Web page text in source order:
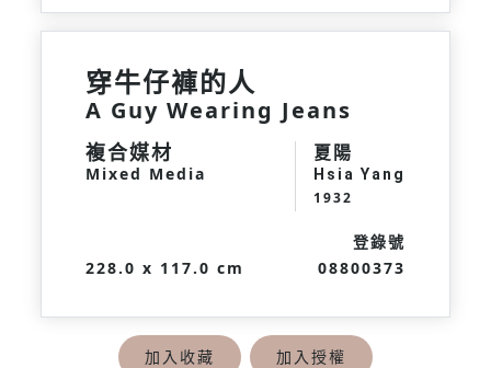
穿牛仔褲的人
A Guy Wearing Jeans
複合媒材
Mixed Media
夏陽
Hsia Yang
1932
228.0 x 117.0 cm
登錄號
08800373
加入收藏 加入授權